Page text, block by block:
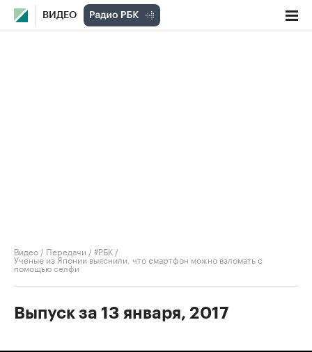
ВИДЕО
Видео / Передачи /#РБК /
Ученые из Японии выяснили, что смартфон можно взломать с
помощью селфи
Выпуск за 13 января, 2017